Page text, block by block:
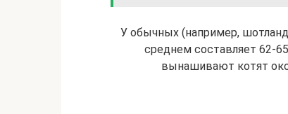
У обычных (например,
среднем составляет 62-
вынашивают котят